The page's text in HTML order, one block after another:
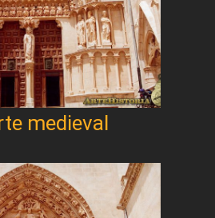
medieval